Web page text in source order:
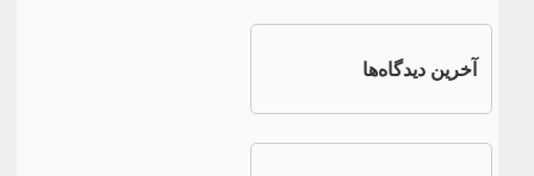
آخرین دیدگاه‌ها